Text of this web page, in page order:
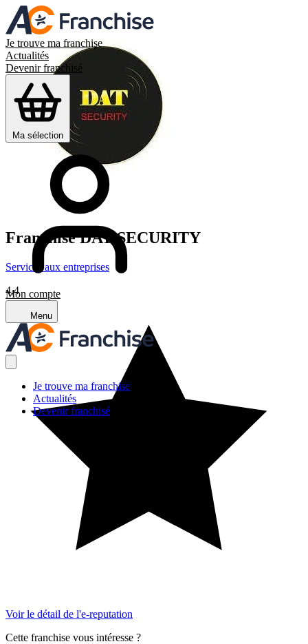
Je trouve ma franchise
Actualités
Devenir franchisé
Ma sélection
Mon compte
Menu
Je trouve ma franchise
Actualités
Devenir franchisé
Franchise DAT SECURITY
Services aux entreprises
4,4
Voir le détail de l'e-reputation
Cette franchise vous intéresse ?